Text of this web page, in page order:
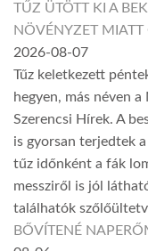
TŰZ ÜTÖTT KI A
NÖVÉNYZET MIATT
2026-08-07
Tűz keletkezett
hegyen, más néven
Szerencsi Hírek. A
is gyorsan terjedtek
tűz időnként a fák
messziről is jól
találhatók
BŐVÍTENÉ